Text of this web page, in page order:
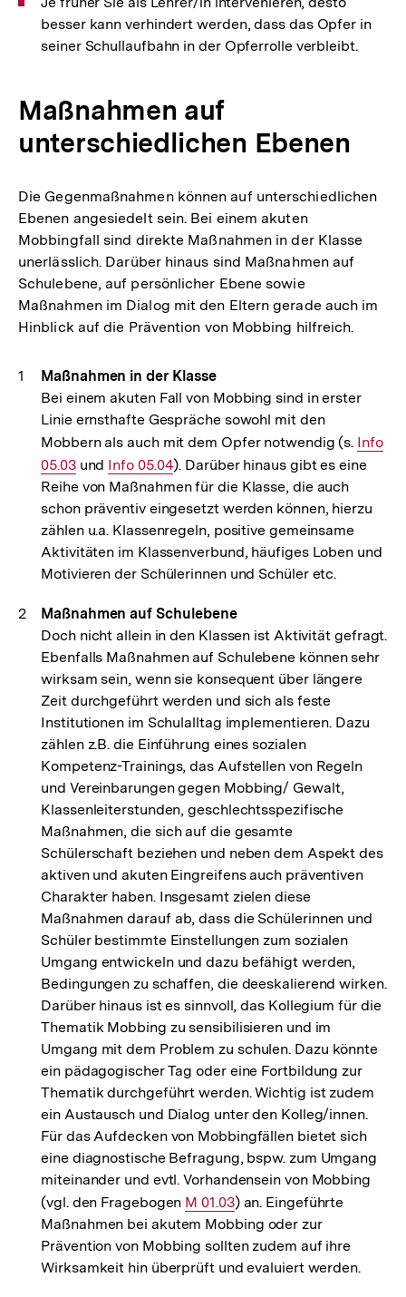
besser kann verhindert werden, dass das Opfer in
seiner Schullaufbahn in der Opferrolle verbleibt.
Maßnahmen auf
unterschiedlichen Ebenen
Die Gegenmaßnahmen können auf unterschiedlichen
Ebenen angesiedelt sein. Bei einem akuten
Mobbingfall sind direkte Maßnahmen in der Klasse
unerlässlich. Darüber hinaus sind Maßnahmen auf
Schulebene, auf persönlicher Ebene sowie
Maßnahmen im Dialog mit den Eltern gerade auch im
Hinblick auf die Prävention von Mobbing hilfreich.
Maßnahmen in der Klasse
Bei einem akuten Fall von Mobbing sind in erster
Linie ernsthafte Gespräche sowohl mit den
Mobbern als auch mit dem Opfer notwendig (s.
Link:
Info
05.03und Interner
Link:
Info 05.04). Darüber hinaus gibt es eine
Reihe von Maßnahmen für die Klasse, die auch
schon präventiv eingesetzt werden können, hierzu
zählen u.a. Klassenregeln, positive gemeinsame
Aktivitäten im Klassenverbund, häufiges Loben und
Motivieren der Schülerinnen und Schüler etc.
Maßnahmen auf Schulebene
Doch nicht allein in den Klassen ist Aktivität gefragt.
Ebenfalls Maßnahmen auf Schulebene können sehr
wirksam sein, wenn sie konsequent über längere
Zeit durchgeführt werden und sich als feste
Institutionen im Schulalltag implementieren. Dazu
zählen z.B. die Einführung eines sozialen
Kompetenz-Trainings, das Aufstellen von Regeln
und Vereinbarungen gegen Mobbing/ Gewalt,
Klassenleiterstunden, geschlechtsspezifische
Maßnahmen, die sich auf die gesamte
Schülerschaft beziehen und neben dem Aspekt des
aktiven und akuten Eingreifens auch präventiven
Charakter haben. Insgesamt zielen diese
Maßnahmen darauf ab, dass die Schülerinnen und
Schüler bestimmte Einstellungen zum sozialen
Umgang entwickeln und dazu befähigt werden,
Bedingungen zu schaffen, die deeskalierend wirken.
Darüber hinaus ist es sinnvoll, das Kollegium für die
Thematik Mobbing zu sensibilisieren und im
Umgang mit dem Problem zu schulen. Dazu könnte
ein pädagogischer Tag oder eine Fortbildung zur
Thematik durchgeführt werden. Wichtig ist zudem
ein Austausch und Dialog unter den Kolleg/innen.
Für das Aufdecken von Mobbingfällen bietet sich
eine diagnostische Befragung, bspw. zum Umgang
miteinander und evtl. Vorhandensein von Mobbing
(vgl. den Fragebogen Interner
Link:
M 01.03) an. Eingeführte
Maßnahmen bei akutem Mobbing oder zur
Prävention von Mobbing sollten zudem auf ihre
Wirksamkeit hin überprüft und evaluiert werden.